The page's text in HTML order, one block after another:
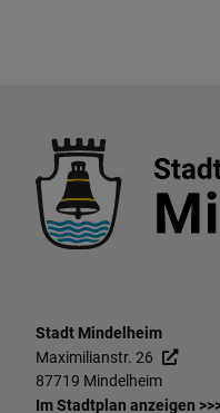
Stadt Mindelheim
Maximilianstr. 26
87719 Mindelheim
Im Stadtplan anzeigen